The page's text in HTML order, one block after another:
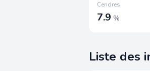
Cendres
7.9 %
Liste des